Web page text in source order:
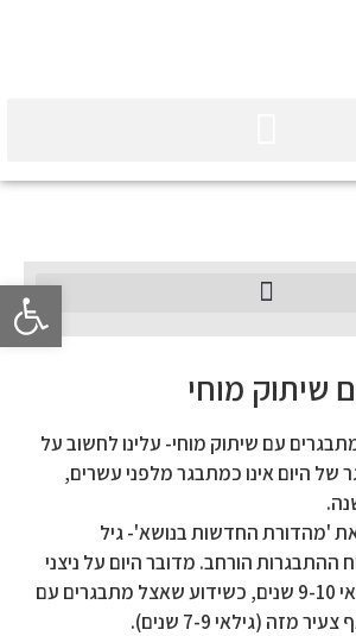
פתח
שיתוק מוחי
עם שיתוק מוחי- עלינו לחשוב על
היום אינו כמתבגר מלפני עשרים,
'מהדורת החדשות בנושא'- גיל
ההתבגרות הורחב. מדובר היום על ניצני
התבגרות סביב גילאי 9-10 שנים, כשידוע שאצל מתבגרים עם
מזה (גילאי 7-9 שנים).